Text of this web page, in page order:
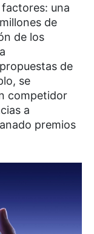
una
de
de los
de
se
competidor
a
premios